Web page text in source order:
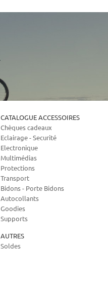
CATALOGUE ACCESSOIRES
Chèques cadeaux
Eclairage - Securité
Electronique
Multimédias
Protections
Transport
Bidons - Porte Bidons
Autocollants
Goodies
Supports
AUTRES
Soldes